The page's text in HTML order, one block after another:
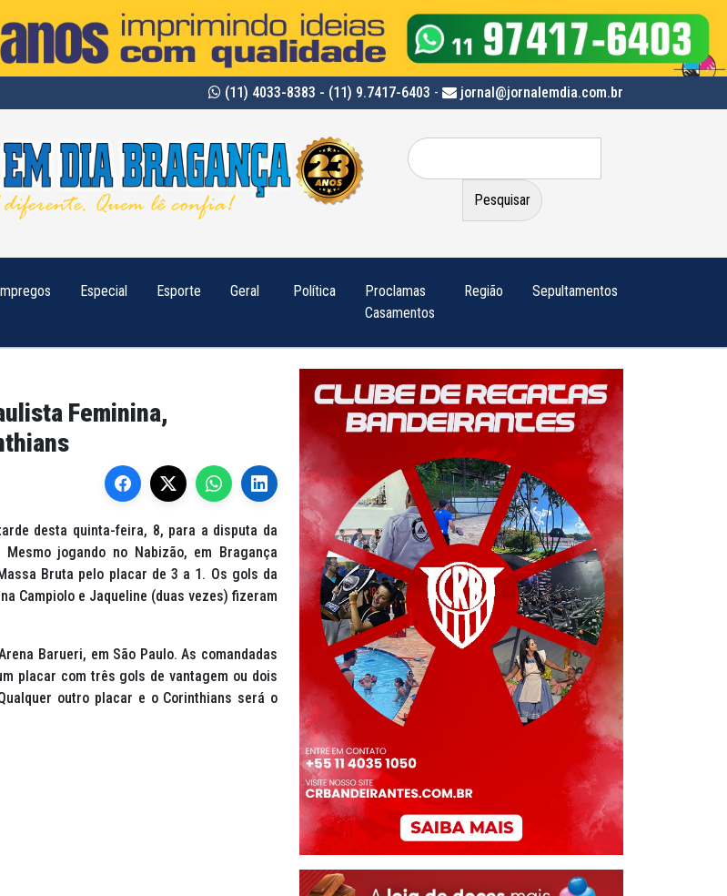
(11) 4033-8383 - (11) 9.7417-6403 - jornal@jornalemdia.com.br
Pesquisar
por:
Especial Esporte Geral Política
Proclamas
Casamentos
Região Sepultamentos
Feminina,
desta quinta-feira, 8, para a disputa da
jogando no Nabizão, em Bragança
Bruta pelo placar de 3 a 1. Os gols da
Campiolo e Jaqueline (duas vezes) fizeram
Barueri, em São Paulo. As comandadas
placar com três gols de vantagem ou dois
outro placar e o Corinthians será o